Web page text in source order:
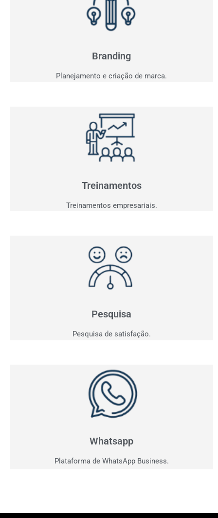
Branding
Planejamento e criação de marca.
Sua marca fala com seu consumidor? Entendemos o
Treinamentos
Treinamentos empresariais.
Agora que você já tem clientes interessados,
Pesquisa
Pesquisa de satisfação.
Pesquisa de Satisfação
Entender para atender e consequentemente vender!
Whatsapp
Plataforma de WhatsApp Business.
Acompanhe em tempo real todas as conversas da sua